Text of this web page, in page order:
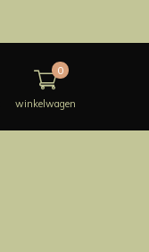
winkelwagen
0